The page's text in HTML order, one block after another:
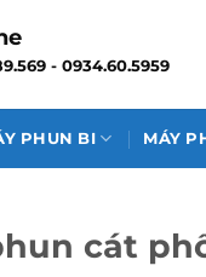
- 0934.60.5959
PHUN BI MÁY
cát